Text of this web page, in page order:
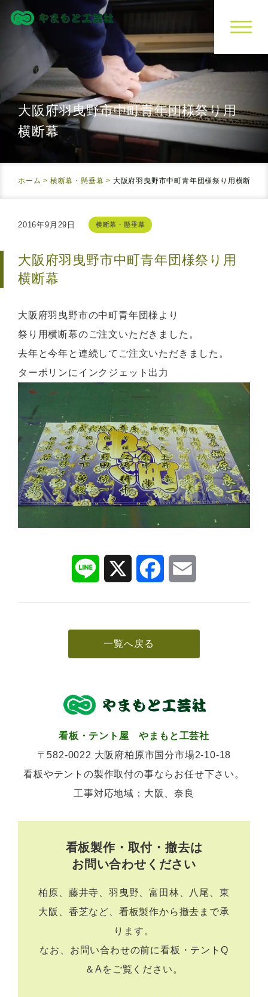
大阪府羽曳野市中町青年団様祭り用
横断幕
ホーム > 横断幕・懸垂幕 > 大阪府羽曳野市中町青年団様祭り用横断幕
2016年9月29日 横断幕・懸垂幕
大阪府羽曳野市中町青年団様祭り用
横断幕
大阪府羽曳野市の中町青年団様より
祭り用横断幕のご注文いただきました。
去年と今年と連続してご注文いただきました。
ターポリンにインクジェット出力
L
n
X
F
c
一覧へ戻る
看板・テント屋 やまもと工芸社
〒582-0022 大阪府柏原市国分市場2-10-18
看板やテントの製作取付の事ならお任せ下さい。
工事対応地域：大阪、奈良
看板製作・取付・撤去は
お問い合わせください
柏原、藤井寺、羽曳野、富田林、八尾、東
大阪、香芝など、看板製作から撤去まで承
ります。
なお、お問い合わせの前に看板・テントQ
＆A をご覧ください。